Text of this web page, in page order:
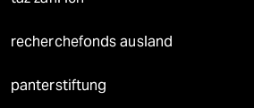
recherchefonds ausland
panterstiftung